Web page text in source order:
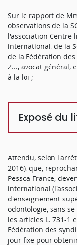
Sur le rapport de
observations de la
l'association Centre
international, de la
de la Fédération
Z..., avocat général,
à la loi ;
Exposé du
Attendu, selon
2016), que,
Pessoa France,
international
d'enseignement
odontologie, sans
les articles L. 731-1
Fédération des
jour fixe pour